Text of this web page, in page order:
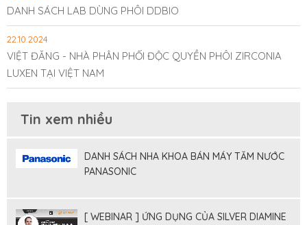
DANH SÁCH LAB DÙNG PHÔI DDBIO
22.10.2024
VIỆT ĐĂNG - NHÀ PHÂN PHỐI ĐỘC QUYỀN PHÔI ZIRCONIA
LUXEN TẠI VIỆT NAM
Tin xem nhiều
DANH SÁCH NHA KHOA BÁN MÁY TĂM NƯỚC
PANASONIC
[ WEBINAR ] ỨNG DỤNG CỦA SILVER DIAMINE